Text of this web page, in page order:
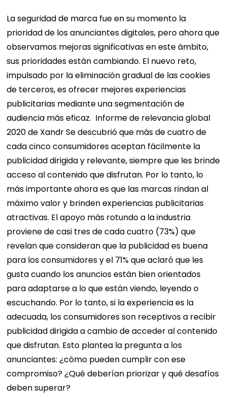
La seguridad de marca fue en su momento la
prioridad de los anunciantes digitales, pero ahora que
observamos mejoras significativas en este ámbito,
sus prioridades están cambiando. El nuevo reto,
impulsado por la eliminación gradual de las cookies
de terceros, es ofrecer mejores experiencias
publicitarias mediante una segmentación de
audiencia más eficaz. Informe de relevancia global
2020 de XandrSe descubrió que más de cuatro de
cada cinco consumidores aceptan fácilmente la
publicidad dirigida y relevante, siempre que les brinde
acceso al contenido que disfrutan. Por lo tanto, lo
más importante ahora es que las marcas rindan al
máximo valor y brinden experiencias publicitarias
atractivas. El apoyo más rotundo a la industria
proviene de casi tres de cada cuatro (73%) que
revelan que consideran que la publicidad es buena
para los consumidores y el 71% que aclaró que les
gusta cuando los anuncios están bien orientados
para adaptarse a lo que están viendo, leyendo o
escuchando. Por lo tanto, si la experiencia es la
adecuada, los consumidores son receptivos a recibir
publicidad dirigida a cambio de acceder al contenido
que disfrutan. Esto plantea la pregunta a los
anunciantes: ¿cómo pueden cumplir con ese
compromiso? ¿Qué deberían priorizar y qué desafíos
deben superar?